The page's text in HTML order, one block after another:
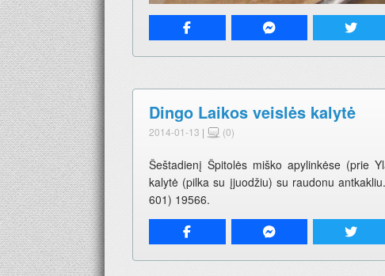
Dingo Laikos veislės kalytė
2014-01-13 | (0)
Šeštadienį Špitolės miško apylinkėse (prie
kalytė (pilka su įjuodžiu) su raudonu
601) 19566.